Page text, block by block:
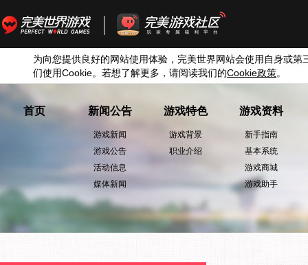
为向您提供良好的网站使用体验，完美世界网站会使用自身或第
们使用Cookie。若想了解更多，请阅读我们的Cookie政策。
首页 新闻公告
游戏新闻
游戏公告
活动信息
媒体新闻
游戏特色
游戏背景
职业介绍
游戏资料
新手指南
基本系统
游戏商城
游戏助手